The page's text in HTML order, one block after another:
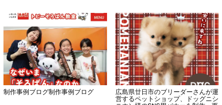
制作事例ブログ制作事例ブログ
広島県廿日市のブリーダーさんが運
営するペットショップ、ドッグニシ